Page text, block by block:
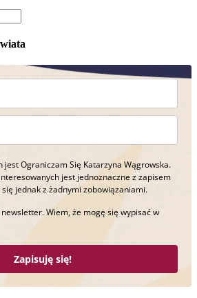
Ograniczam Się Katarzyna Wągrowska.
jest jednoznaczne z zapisem
jednak z żadnymi zobowiązaniami.
Wiem, że mogę się wypisać w
Zapisuję się!